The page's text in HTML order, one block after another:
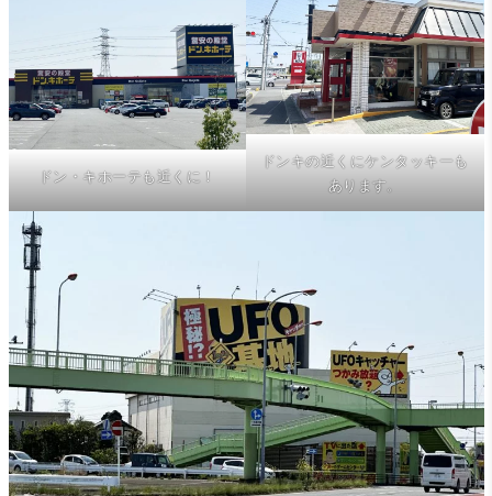
ドン・キホーテも近くに！
ドンキの近くにケンタッキーも
あります。